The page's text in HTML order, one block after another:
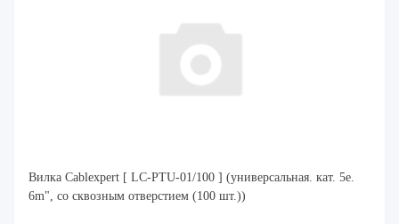
Вилка Cablexpert [ LC-PTU-01/100 ] (универсальная. кат. 5e.
6m", со сквозным отверстием (100 шт.))